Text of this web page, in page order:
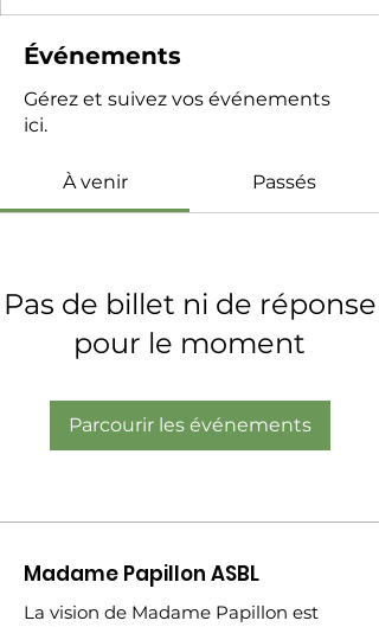
Événements
Gérez et suivez vos événements
ici.
À venir Passés
Pas de billet ni de réponse
pour le moment
Parcourir les événements
Madame Papillon ASBL
La vision de Madame Papillon est